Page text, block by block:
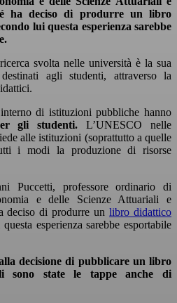
ha deciso di produrre un libro
lui questa esperienza sarebbe
svolta nelle università è la sua
agli studenti, attraverso la
di istituzioni pubbliche hanno
gli studenti. L’UNESCO nelle
alle istituzioni (soprattutto a quelle
i modi la produzione di risorse
Puccetti, professore ordinario di
e delle Scienze Attuariali e
deciso di produrre unlibro didattico
esperienza sarebbe esportabile
decisione di pubblicare un libro
sono state le tappe anche di